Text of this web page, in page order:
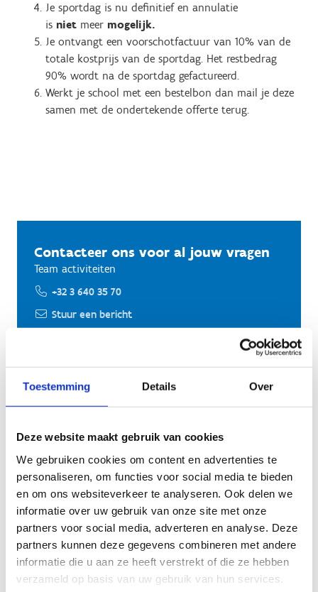
Toestemming Details Over
Deze website maakt gebruik van cookies
We gebruiken cookies om content en advertenties te
personaliseren, om functies voor social media te bieden
en om ons websiteverkeer te analyseren. Ook delen we
informatie over uw gebruik van onze site met onze
partners voor social media, adverteren en analyse. Deze
partners kunnen deze gegevens combineren met andere
informatie die u aan ze heeft verstrekt of die ze hebben
verzameld op basis van uw gebruik van hun services.
Je sportdag is nu definitief en annulatie
is niet meer mogelijk.
Je ontvangt een voorschotfactuur van 10% van de
totale kostprijs van de sportdag. Het restbedrag
90% wordt na de sportdag gefactureerd.
Werkt je school met een bestelbon dan mail je deze
samen met de ondertekende offerte terug.
Contacteer ons voor al jouw vragen
Team activiteiten
+32 3 640 35 70
Stuur een bericht
Ook interessant voor jou